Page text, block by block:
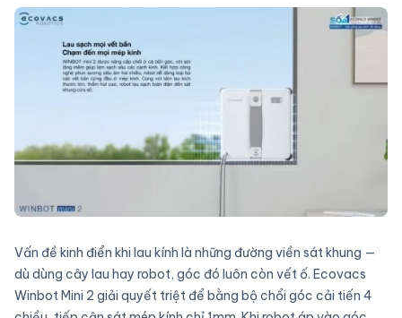
Vấn đề kinh điển khi lau kính là những đường viền sát khung —
dù dùng cây lau hay robot, góc đó luôn còn vết ố. Ecovacs
Winbot Mini 2 giải quyết triệt để bằng bộ chổi góc cải tiến 4